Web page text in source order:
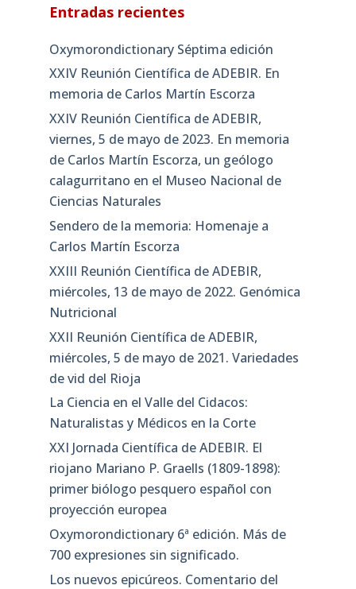
Entradas recientes
Oxymorondictionary Séptima edición
XXIV Reunión Científica de ADEBIR. En
memoria de Carlos Martín Escorza
XXIV Reunión Científica de ADEBIR,
viernes, 5 de mayo de 2023. En memoria
de Carlos Martín Escorza, un geólogo
calagurritano en el Museo Nacional de
Ciencias Naturales
Sendero de la memoria: Homenaje a
Carlos Martín Escorza
XXIII Reunión Científica de ADEBIR,
miércoles, 13 de mayo de 2022. Genómica
Nutricional
XXII Reunión Científica de ADEBIR,
miércoles, 5 de mayo de 2021. Variedades
de vid del Rioja
La Ciencia en el Valle del Cidacos:
Naturalistas y Médicos en la Corte
XXI Jornada Científica de ADEBIR. El
riojano Mariano P. Graells (1809-1898):
primer biólogo pesquero español con
proyección europea
Oxymorondictionary 6ª edición. Más de
700 expresiones sin significado.
Los nuevos epicúreos. Comentario del